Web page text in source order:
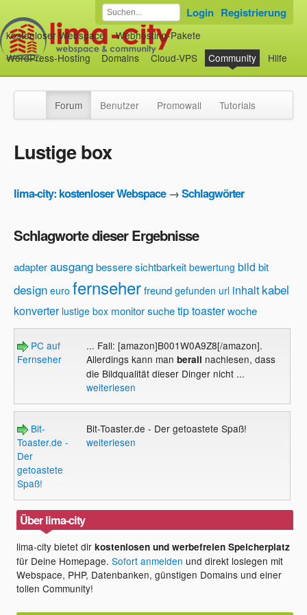
kostenloser Webspace
Webhosting-Pakete
WordPress-Hosting
Domains Cloud-VPS Community Hilfe
Login Registrierung
Forum Benutzer Promowall Tutorials
Lustige box
lima-city: kostenloser Webspace→Schlagwörter
Schlagworte dieser Ergebnisse
adapterausgangbessere sichtbarkeit bewertung bild bit
design euro fernseherfreund gefunden url inhalt kabel
konverter lustige box monitorsuchetiptoasterwoche
PC auf
Fernseher
... Fall: [amazon]B001W0A9Z8[/amazon].
Allerdings kann man berall nachlesen, dass
die Bildqualität dieser Dinger nicht ...
weiterlesen
Bit-
Toaster.de -
Der
getoastete
Spaß!
Bit-Toaster.de - Der getoastete Spaß!
weiterlesen
Über lima-city
lima-city bietet dirkostenlosen und werbefreien Speicherplatz
für Deine Homepage.Sofort anmelden und direkt loslegen mit
Webspace, PHP, Datenbanken, günstigen Domains und einer
tollen Community!